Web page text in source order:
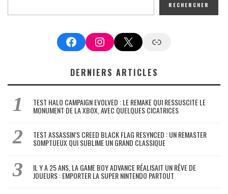
RECHERCHER
FacebookInstagram
X Google News
DERNIERS ARTICLES
TEST HALO CAMPAIGN EVOLVED : LE REMAKE QUI RESSUSCITE LE
MONUMENT DE LA XBOX, AVEC QUELQUES CICATRICES
TEST ASSASSIN’S CREED BLACK FLAG RESYNCED : UN REMASTER
SOMPTUEUX QUI SUBLIME UN GRAND CLASSIQUE
IL Y A 25 ANS, LA GAME BOY ADVANCE RÉALISAIT UN RÊVE DE
JOUEURS : EMPORTER LA SUPER NINTENDO PARTOUT